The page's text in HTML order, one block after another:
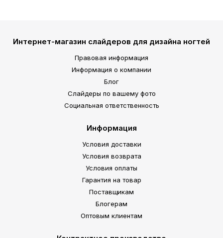
Интернет-магазин слайдеров для дизайна ногтей
Правовая информация
Информация о компании
Блог
Слайдеры по вашему фото
Социальная ответственность
Информация
Условия доставки
Условия возврата
Условия оплаты
Гарантия на товар
Поставщикам
Блогерам
Оптовым клиентам